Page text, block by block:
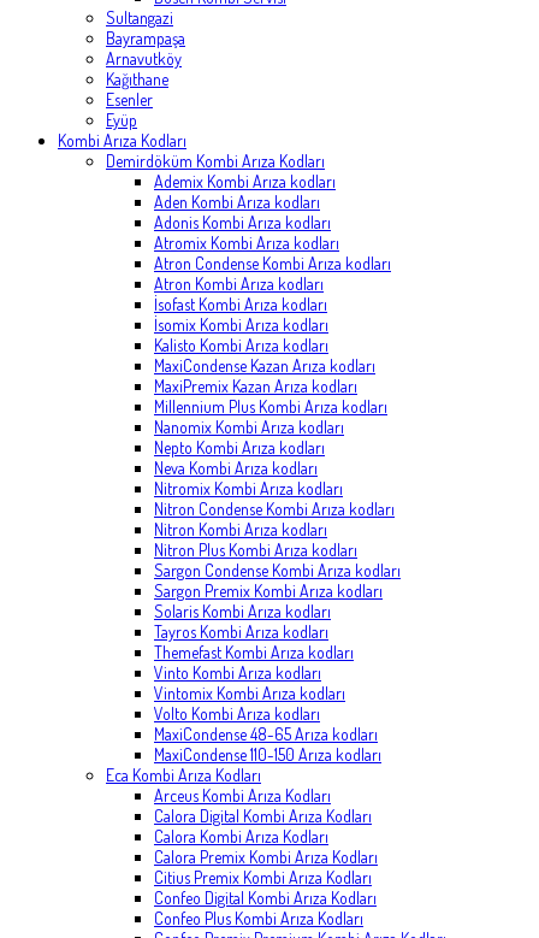
Sultangazi
Bayrampaşa
Arnavutköy
Kağıthane
Esenler
Eyüp
Kombi Arıza Kodları
Demirdöküm Kombi Arıza Kodları
Ademix Kombi Arıza kodları
Aden Kombi Arıza kodları
Adonis Kombi Arıza kodları
Atromix Kombi Arıza kodları
Atron Condense Kombi Arıza kodları
Atron Kombi Arıza kodları
İsofast Kombi Arıza kodları
İsomix Kombi Arıza kodları
Kalisto Kombi Arıza kodları
MaxiCondense Kazan Arıza kodları
MaxiPremix Kazan Arıza kodları
Millennium Plus Kombi Arıza kodları
Nanomix Kombi Arıza kodları
Nepto Kombi Arıza kodları
Neva Kombi Arıza kodları
Nitromix Kombi Arıza kodları
Nitron Condense Kombi Arıza kodları
Nitron Kombi Arıza kodları
Nitron Plus Kombi Arıza kodları
Sargon Condense Kombi Arıza kodları
Sargon Premix Kombi Arıza kodları
Solaris Kombi Arıza kodları
Tayros Kombi Arıza kodları
Themefast Kombi Arıza kodları
Vinto Kombi Arıza kodları
Vintomix Kombi Arıza kodları
Volto Kombi Arıza kodları
MaxiCondense 48-65 Arıza kodları
MaxiCondense 110-150 Arıza kodları
Eca Kombi Arıza Kodları
Arceus Kombi Arıza Kodları
Calora Digital Kombi Arıza Kodları
Calora Kombi Arıza Kodları
Calora Premix Kombi Arıza Kodları
Citius Premix Kombi Arıza Kodları
Confeo Digital Kombi Arıza Kodları
Confeo Plus Kombi Arıza Kodları